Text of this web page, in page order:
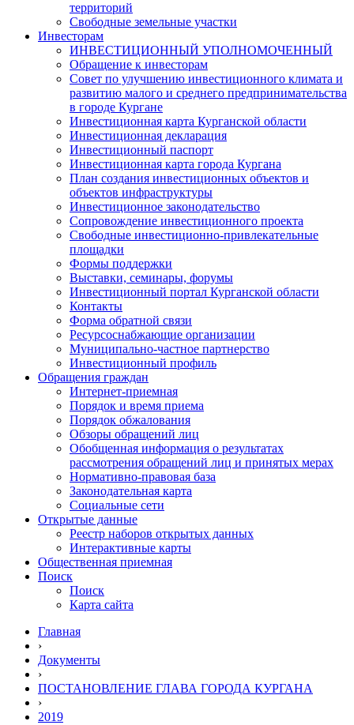
территорий
Свободные земельные участки
Инвесторам
ИНВЕСТИЦИОННЫЙ УПОЛНОМОЧЕННЫЙ
Обращение к инвесторам
Совет по улучшению инвестиционного климата и
развитию малого и среднего предпринимательства
в городе Кургане
Инвестиционная карта Курганской области
Инвестиционная декларация
Инвестиционный паспорт
Инвестиционная карта города Кургана
План создания инвестиционных объектов и
объектов инфраструктуры
Инвестиционное законодательство
Сопровождение инвестиционного проекта
Свободные инвестиционно-привлекательные
площадки
Формы поддержки
Выставки, семинары, форумы
Инвестиционный портал Курганской области
Контакты
Форма обратной связи
Ресурсоснабжающие организации
Муниципально-частное партнерство
Инвестиционный профиль
Обращения граждан
Интернет-приемная
Порядок и время приема
Порядок обжалования
Обзоры обращений лиц
Обобщенная информация о результатах
рассмотрения обращений лиц и принятых мерах
Нормативно-правовая база
Законодательная карта
Социальные сети
Открытые данные
Реестр наборов открытых данных
Интерактивные карты
Общественная приемная
Поиск
Поиск
Карта сайта
Главная
›
Документы
›
ПОСТАНОВЛЕНИЕ ГЛАВА ГОРОДА КУРГАНА
›
2019